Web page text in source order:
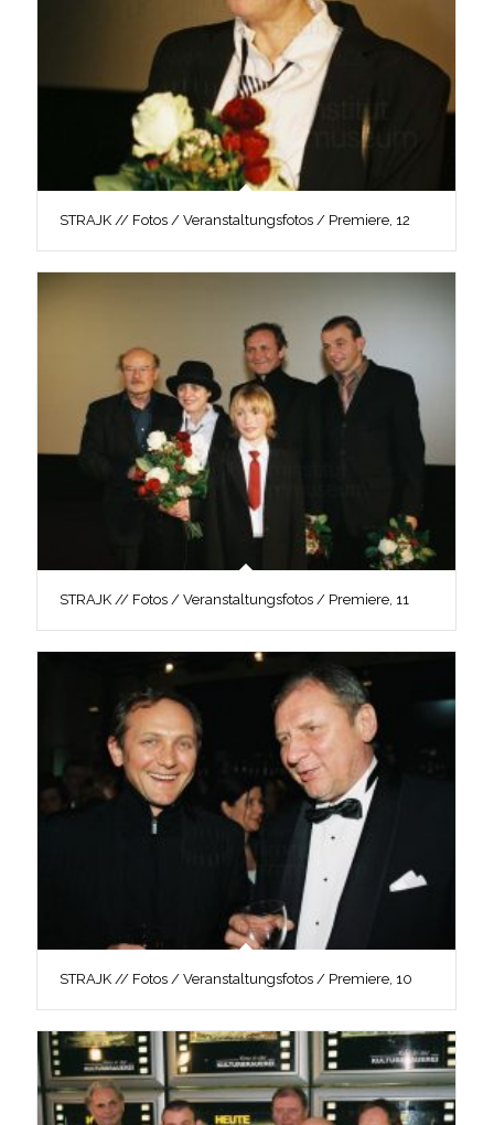
STRAJK // Fotos / Veranstaltungsfotos / Premiere, 12
STRAJK // Fotos / Veranstaltungsfotos / Premiere, 11
STRAJK // Fotos / Veranstaltungsfotos / Premiere, 10